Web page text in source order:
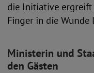
die Initiative
Finger in die Wunde
Ministerin und
den Gästen